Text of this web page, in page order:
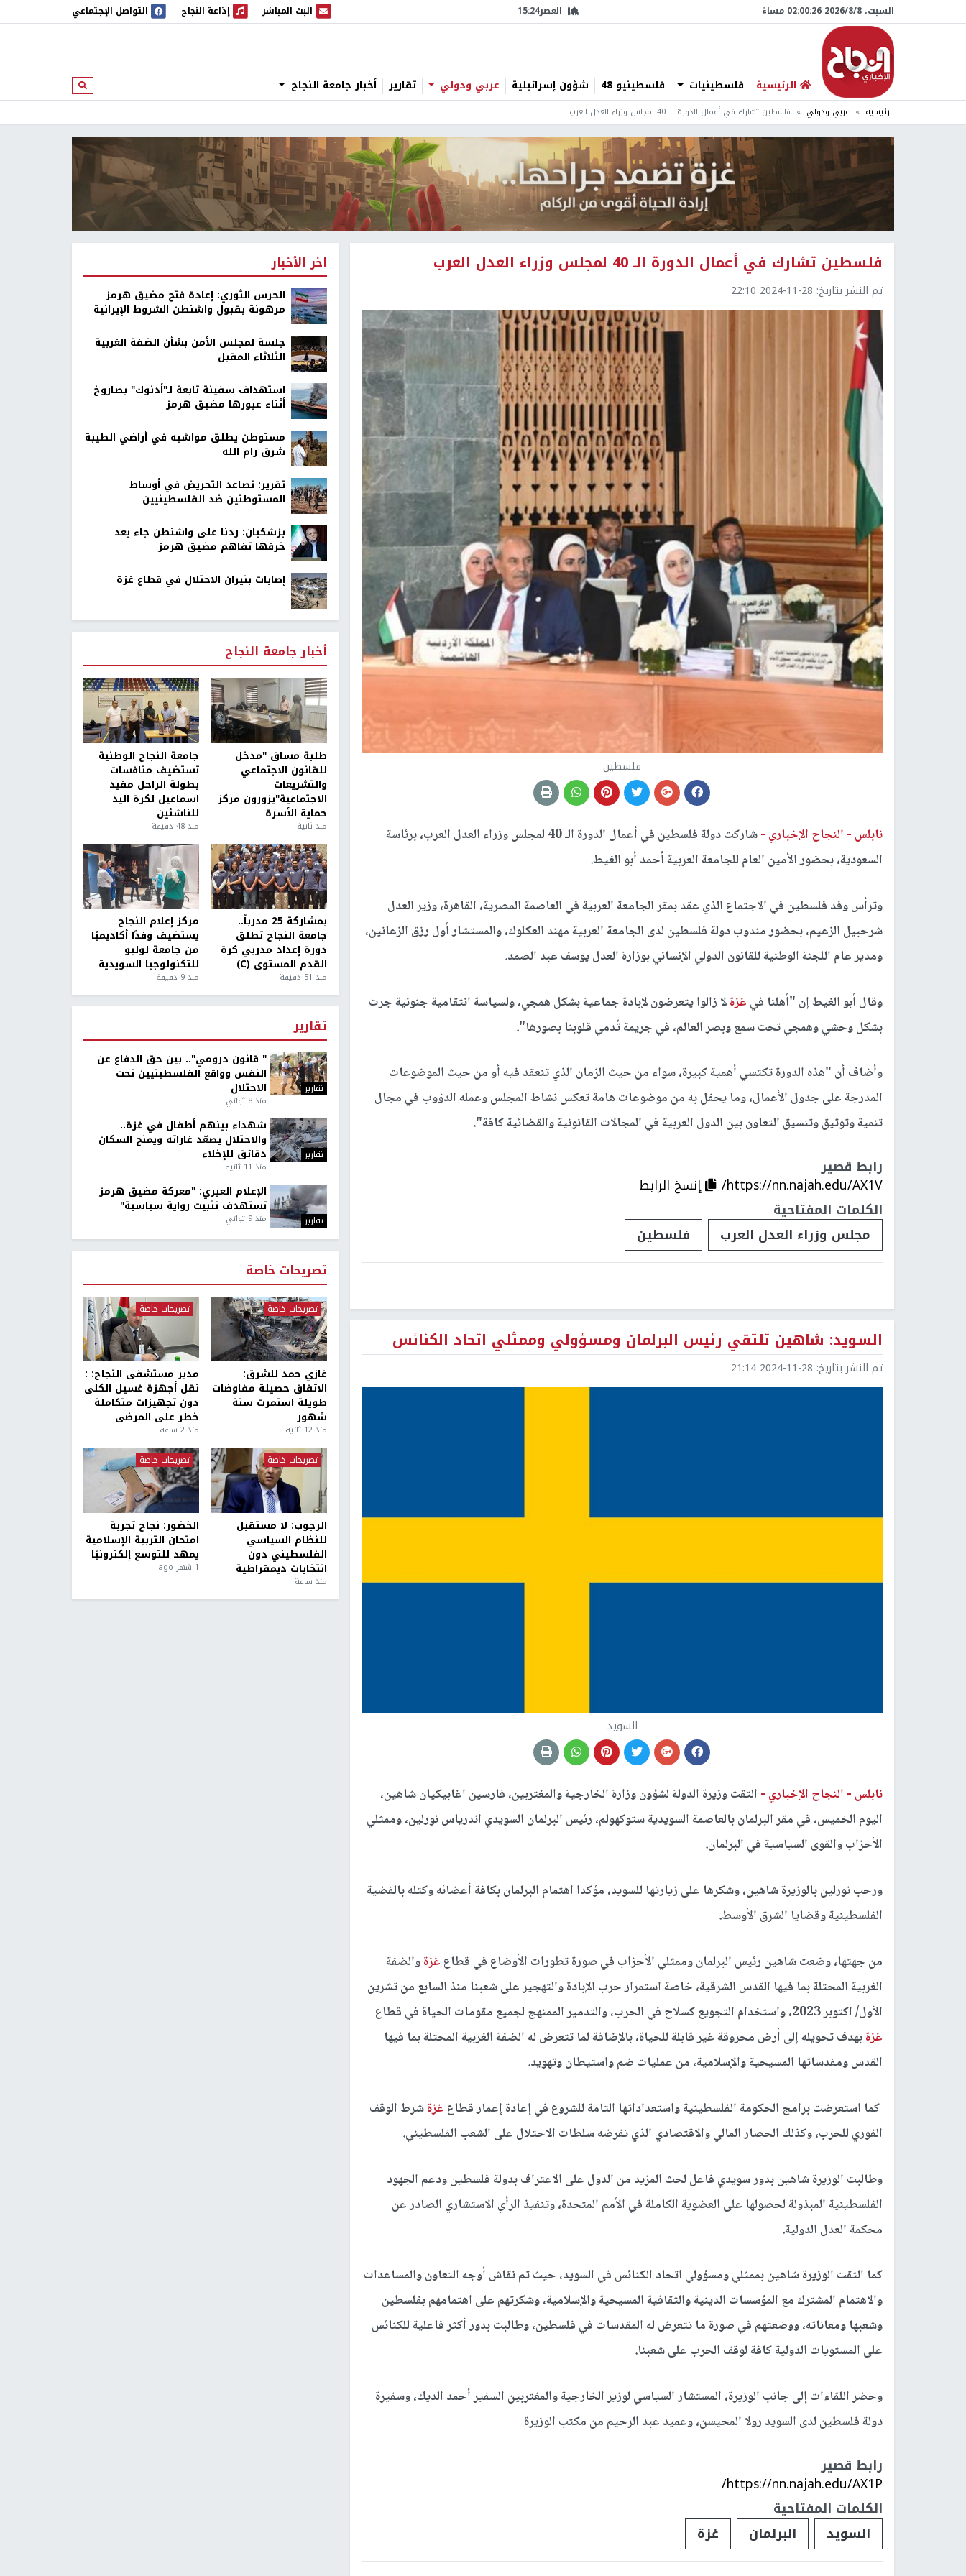
السبت، 8/‏8/‏2026 02:00:28 مساءً العصر15:24 البث المباشر
البث المباشر إذاعة النجاح
إذاعة النجاح التواصل الإجتماعي
الرئيسية فلسطينيات فلسطينيو 48 شؤون إسرائيلية عربي ودولي تقارير أخبار جامعة النجاح ابحث
الرئيسية عربي ودولي فلسطين تشارك في أعمال الدورة الـ 40 لمجلس وزراء العدل العرب
فلسطين تشارك في أعمال الدورة الـ 40 لمجلس وزراء العدل العرب
تم النشر بتاريخ: 2024-11-28 22:10
فلسطين
نابلس - النجاح الإخباري -
شاركت دولة فلسطين في أعمال الدورة الـ 40 لمجلس وزراء العدل العرب، برئاسة
السعودية، بحضور الأمين العام للجامعة العربية أحمد أبو الغيط.
وترأس وفد فلسطين في الاجتماع الذي عقد بمقر الجامعة العربية في العاصمة المصرية، القاهرة، وزير العدل
شرحبيل الزعيم، بحضور مندوب دولة فلسطين لدى الجامعة العربية مهند العكلوك، والمستشار أول رزق الزعانين،
ومدير عام اللجنة الوطنية للقانون الدولي الإنساني بوزارة العدل يوسف عبد الصمد.
وقال أبو الغيط إن "أهلنا في غزةلا زالوا يتعرضون لإبادة جماعية بشكل همجي، ولسياسة انتقامية جنونية جرت
بشكل وحشي وهمجي تحت سمع وبصر العالم، في جريمة تُدمي قلوبنا بصورها".
وأضاف أن "هذه الدورة تكتسي أهمية كبيرة، سواء من حيث الزمان الذي تنعقد فيه أو من حيث الموضوعات
المدرجة على جدول الأعمال، وما يحفل به من موضوعات هامة تعكس نشاط المجلس وعمله الدؤوب في مجال
تنمية وتوثيق وتنسيق التعاون بين الدول العربية في المجالات القانونية والقضائية كافة".
رابط قصير
https://nn.najah.edu/AX1V/
إنسخ الرابط
الكلمات المفتاحية
مجلس وزراء العدل العرب
فلسطين
السويد: شاهين تلتقي رئيس البرلمان ومسؤولي وممثلي اتحاد الكنائس
تم النشر بتاريخ: 2024-11-28 21:14
السويد
نابلس - النجاح الإخباري - التقت وزيرة الدولة لشؤون وزارة الخارجية والمغتربين، فارسين اغابيكيان شاهين،
اليوم الخميس، في مقر البرلمان بالعاصمة السويدية ستوكهولم، رئيس البرلمان السويدي اندرياس نورلين، وممثلي
الأحزاب والقوى السياسية في البرلمان.
ورحب نورلين بالوزيرة شاهين، وشكرها على زيارتها للسويد، مؤكدا اهتمام البرلمان بكافة أعضائه وكتله بالقضية
الفلسطينية وقضايا الشرق الأوسط.
من جهتها، وضعت شاهين رئيس البرلمان وممثلي الأحزاب في صورة تطورات الأوضاع في قطاع غزةوالضفة
الغربية المحتلة بما فيها القدس الشرقية، خاصة استمرار حرب الإبادة والتهجير على شعبنا منذ السابع من تشرين
الأول/ اكتوبر 2023، واستخدام التجويع كسلاح في الحرب، والتدمير الممنهج لجميع مقومات الحياة في قطاع
غزةبهدف تحويله إلى أرض محروقة غير قابلة للحياة، بالإضافة لما تتعرض له الضفة الغربية المحتلة بما فيها
القدس ومقدساتها المسيحية والإسلامية، من عمليات ضم واستيطان وتهويد.
كما استعرضت برامج الحكومة الفلسطينية واستعداداتها التامة للشروع في إعادة إعمار قطاع غزةشرط الوقف
الفوري للحرب، وكذلك الحصار المالي والاقتصادي الذي تفرضه سلطات الاحتلال على الشعب الفلسطيني.
وطالبت الوزيرة شاهين بدور سويدي فاعل لحث المزيد من الدول على الاعتراف بدولة فلسطين ودعم الجهود
الفلسطينية المبذولة لحصولها على العضوية الكاملة في الأمم المتحدة، وتنفيذ الرأي الاستشاري الصادر عن
محكمة العدل الدولية.
كما التقت الوزيرة شاهين بممثلي ومسؤولي اتحاد الكنائس في السويد، حيث تم نقاش أوجه التعاون والمساعدات
والاهتمام المشترك مع المؤسسات الدينية والثقافية المسيحية والإسلامية، وشكرتهم على اهتمامهم بفلسطين
وشعبها ومعاناته، ووضعتهم في صورة ما تتعرض له المقدسات في فلسطين، وطالبت بدور أكثر فاعلية للكنائس
على المستويات الدولية كافة لوقف الحرب على شعبنا.
وحضر اللقاءات إلى جانب الوزيرة، المستشار السياسي لوزير الخارجية والمغتربين السفير أحمد الديك، وسفيرة
دولة فلسطين لدى السويد رولا المحيسن، وعميد عبد الرحيم من مكتب الوزيرة
رابط قصير
https://nn.najah.edu/AX1P/
الكلمات المفتاحية
السويد
البرلمان غزة
اخر الأخبار
الحرس الثوري: إعادة فتح مضيق هرمز
مرهونة بقبول واشنطن الشروط الإيرانية
جلسة لمجلس الأمن بشأن الضفة الغربية
الثلاثاء المقبل
استهداف سفينة تابعة لـ"أدنوك" بصاروخ
أثناء عبورها مضيق هرمز
مستوطن يطلق مواشيه في أراضي الطيبة
شرق رام الله
تقرير: تصاعد التحريض في أوساط
المستوطنين ضد الفلسطينيين
بزشكيان: ردنا على واشنطن جاء بعد
خرقها تفاهم مضيق هرمز
إصابات بنيران الاحتلال في قطاع غزة
أخبار جامعة النجاح
طلبة مساق "مدخل
للقانون الاجتماعي
والتشريعات
الاجتماعية"يزورون مركز
حماية الأسرة
منذ ثانية
جامعة النجاح الوطنية
تستضيف منافسات
بطولة الراحل مفيد
اسماعيل لكرة اليد
للناشئين
منذ 48 دقيقة
بمشاركة 25 مدرباً..
جامعة النجاح تطلق
دورة إعداد مدربي كرة
القدم المستوى (C)
منذ 51 دقيقة
مركز إعلام النجاح
يستضيف وفدًا أكاديميًا
من جامعة لوليو
للتكنولوجيا السويدية
منذ 9 دقيقة
تقارير
تقارير
" قانون درومي".. بين حق الدفاع عن
النفس وواقع الفلسطينيين تحت
الاحتلال
منذ 8 ثواني
تقارير
شهداء بينهم أطفال في غزة..
والاحتلال يصعّد غاراته ويمنح السكان
دقائق للإخلاء
منذ 11 ثانية
تقارير
الإعلام العبري: "معركة مضيق هرمز
تستهدف تثبيت رواية سياسية"
منذ 9 ثواني
تصريحات خاصة
تصريحات خاصة
غازي حمد للشرق:
الاتفاق حصيلة مفاوضات
طويلة استمرت ستة
شهور
منذ 12 ثانية
تصريحات خاصة
مدير مستشفى النجاح: :
نقل أجهزة غسيل الكلى
دون تجهيزات متكاملة
خطر على المرضى
منذ 2 ساعة
تصريحات خاصة
الرجوب: لا مستقبل
للنظام السياسي
الفلسطيني دون
انتخابات ديمقراطية
منذ ساعة
تصريحات خاصة
الخضور: نجاح تجربة
امتحان التربية الإسلامية
يمهد للتوسع إلكترونيًا
1 شهر ago